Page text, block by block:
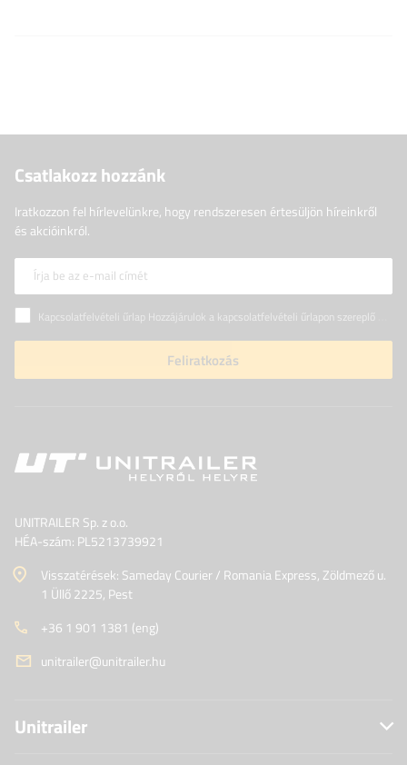
Csatlakozz hozzánk
Iratkozzon fel hírlevelünkre, hogy rendszeresen értesüljön híreinkről
és akcióinkról.
Írja be az e-mail címét
Kapcsolatfelvételi űrlap Hozzájárulok a kapcsolatfelvételi űrlapon szereplő személyes adataimnak az Európai Parlament és a Tanács (EU) rendeletével összhangban történő kezeléséhez
Feliratkozás
UNITRAILER Sp. z o.o.
HÉA-szám: PL5213739921
Visszatérések: Sameday Courier / Romania Express, Zöldmező u.
1 Üllő 2225, Pest
+36 1 901 1381 (eng)
unitrailer@unitrailer.hu
Unitrailer